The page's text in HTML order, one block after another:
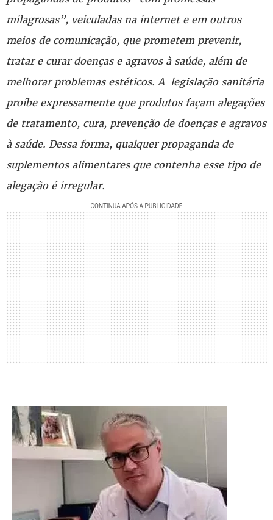
milagrosas”, veiculadas na internet e em outros
meios de comunicação, que prometem prevenir,
tratar e curar doenças e agravos à saúde, além de
melhorar problemas estéticos. A legislação sanitária
proíbe expressamente que produtos façam alegações
de tratamento, cura, prevenção de doenças e agravos
à saúde. Dessa forma, qualquer propaganda de
suplementos alimentares que contenha esse tipo de
alegação é irregular.